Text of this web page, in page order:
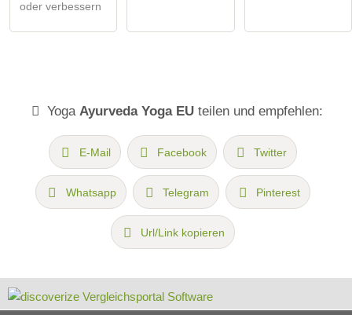
oder verbessern
Yoga Ayurveda Yoga EU teilen und empfehlen:
E-Mail Facebook Twitter
Whatsapp Telegram Pinterest
Url/Link kopieren